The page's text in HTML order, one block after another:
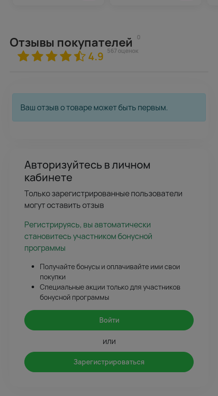
Отзывы покупателей 0
4.9 567 оценок
Ваш отзыв о товаре может быть первым.
Авторизуйтесь в личном
кабинете
Только зарегистрированные пользователи
могут оставить отзыв
Регистрируясь, вы автоматически
становитесь участником бонусной
программы
Получайте бонусы и оплачивайте ими свои
покупки
Специальные акции только для участников
бонусной программы
Войти
или
Зарегистрироваться